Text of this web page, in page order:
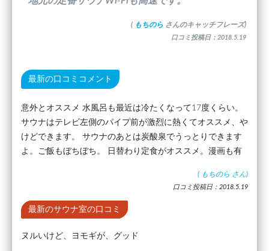
( もちのら さんのキャッチフレーズ)
口コミ投稿日：2018.5.19
最新の口コミコメント
意外とオススメ 水風呂も最近は冷たくなって17度くらい。
サウナはテレビ左側のパイプ前が激烈に熱くてオススメ、や
けどできます。 サウナのあとは炭酸泉でうっとりできます
よ。ご飯もぼちぼち。 日替わり定食がオススメ。漫画も有
( もちのら さん)
口コミ投稿日：2018.5.19
最新のサウナ室の口コミ
ヌルいけど、ヨモギが、グッド